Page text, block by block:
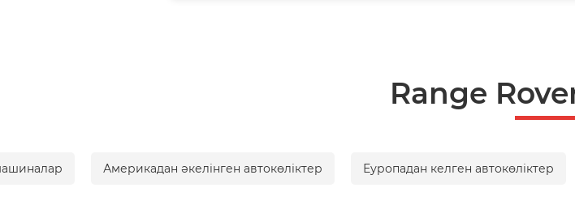
Range
Америкадан әкелінген автокөліктер Еуропадан келген автокөліктер